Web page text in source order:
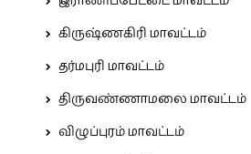
கிருஷ்ணகிரி மாவட்டம்
தர்மபுரி மாவட்டம்
திருவண்ணாமலை மாவட்டம்
விழுப்புரம் மாவட்டம்